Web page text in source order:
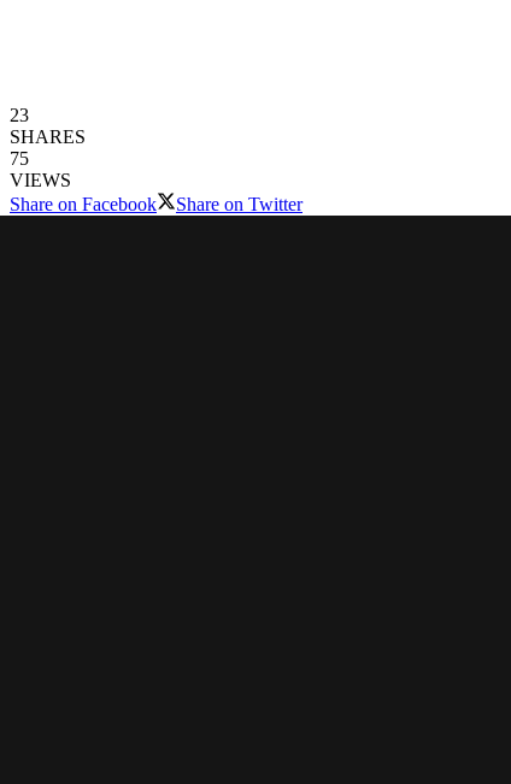
23
SHARES
75
VIEWS
Share on Facebook
Share on Twitter